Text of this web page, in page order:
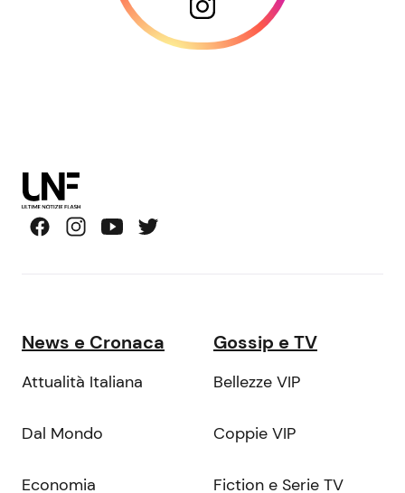
News e Cronaca
Attualità Italiana
Dal Mondo
Economia
Gossip e TV
Bellezze VIP
Coppie VIP
Fiction e Serie TV